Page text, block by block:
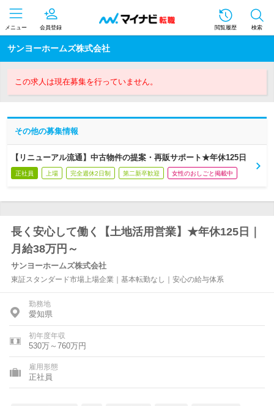
メニュー 会員登録 閲覧履歴 検索
サンヨーホームズ株式会社
この求人は現在募集を行っていません。
その他の募集情報
【リニューアル流通】中古物件の提案・再販サポート★年休125日
正社員 上場 完全週休2日制 第二新卒歓迎 女性のおしごと掲載中
長く安心して働く【土地活用営業】★年休125日｜
月給38万円～
サンヨーホームズ株式会社
東証スタンダード市場上場企業｜基本転勤なし｜安心の給与体系
勤務地
愛知県
初年度年収
530万～760万円
雇用形態
正社員